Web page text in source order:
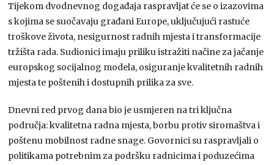
Tijekom dvodnevnog događaja raspravljat će se o izazovima
s kojima se suočavaju građani Europe, uključujući rastuće
troškove života, nesigurnost radnih mjesta i transformacije
tržišta rada. Sudionici imaju priliku istražiti načine za jačanje
europskog socijalnog modela, osiguranje kvalitetnih radnih
mjesta te poštenih i dostupnih prilika za sve.
Dnevni red prvog dana bio je usmjeren na tri ključna
područja: kvalitetna radna mjesta, borbu protiv siromaštva i
poštenu mobilnost radne snage. Govornici su raspravljali o
politikama potrebnim za podršku radnicima i poduzećima